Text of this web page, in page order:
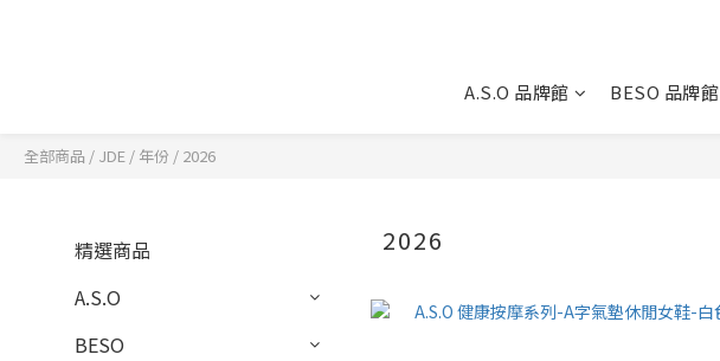
A.S.O 品牌館 BESO 品牌館
全部商品 / JDE / 年份 / 2026
精選商品
A.S.O
BESO
2026